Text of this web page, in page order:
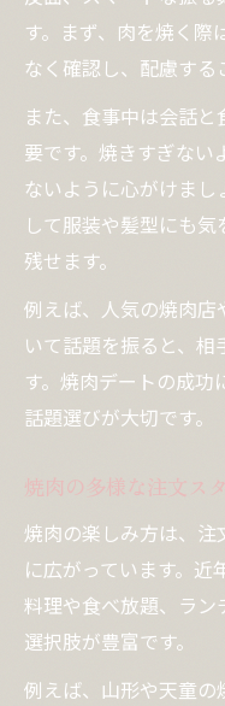
す。まず、肉を焼く
なく確認し、配慮する
また、食事中は会話
要です。焼きすぎない
ないように心がけまし
して服装や髪型にも
残せます。
例えば、人気の焼肉店
いて話題を振ると、
す。焼肉デートの成功
話題選びが大切です。
焼肉の多様な注文ス
焼肉の楽しみ方は、注
に広がっています。近
料理や食べ放題、ラン
選択肢が豊富です。
例えば、山形や天童の